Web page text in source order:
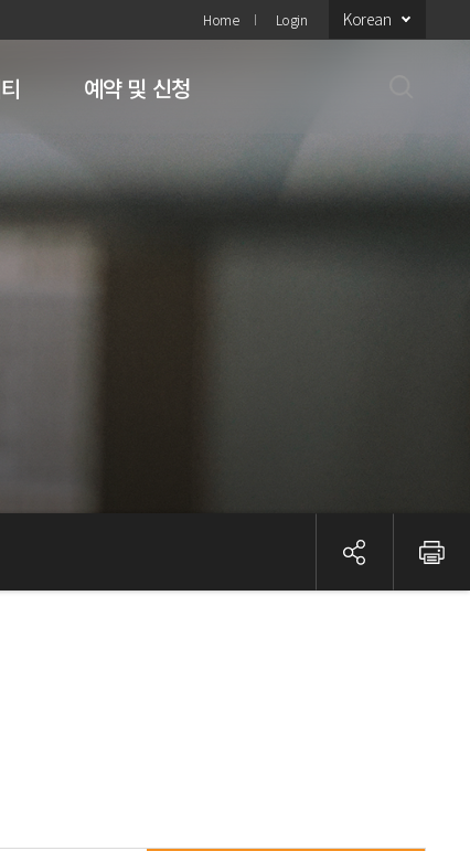
Home Login Korean
예약 및 신청